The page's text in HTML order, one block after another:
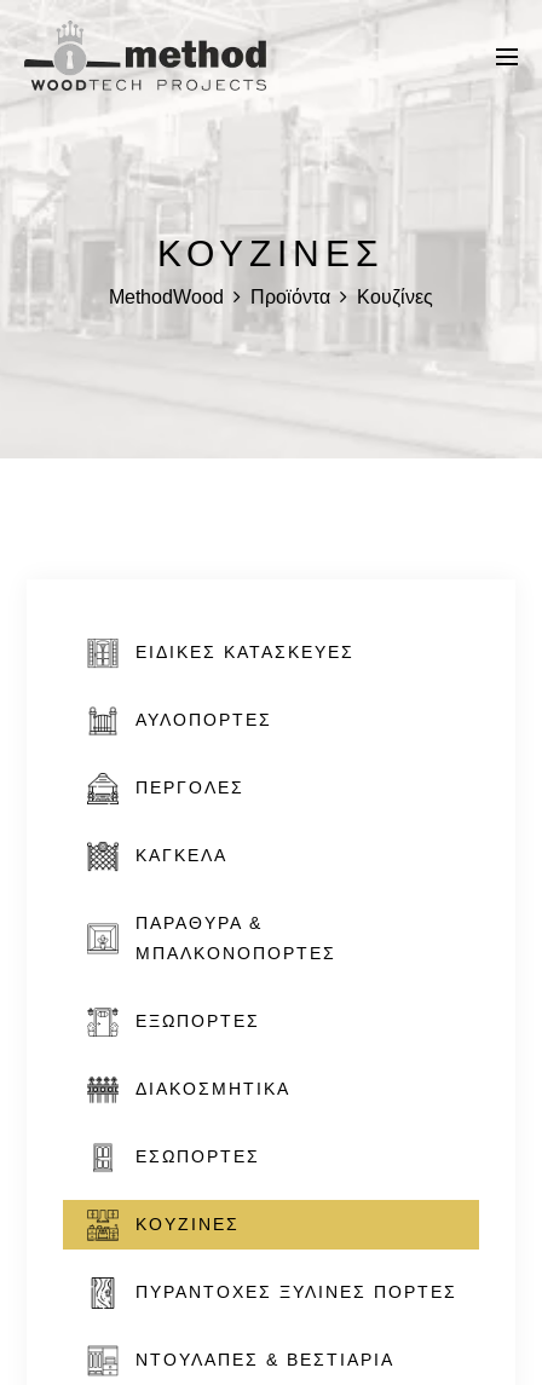
ΚΟΥΖΊΝΕΣ
MethodWood Προϊόντα Κουζίνες
ΕΙΔΙΚΈΣ ΚΑΤΑΣΚΕΥΈΣ
ΑΥΛΌΠΟΡΤΕΣ
ΠΈΡΓΟΛΕΣ
ΚΆΓΚΕΛΑ
ΠΑΡΆΘΥΡΑ &
ΜΠΑΛΚΟΝΌΠΟΡΤΕΣ
ΕΞΏΠΟΡΤΕΣ
ΔΙΑΚΟΣΜΗΤΙΚΆ
ΕΣΏΠΟΡΤΕΣ
ΚΟΥΖΊΝΕΣ
ΠΥΡΆΝΤΟΧΕΣ ΞΎΛΙΝΕΣ ΠΌΡΤΕΣ
ΝΤΟΥΛΆΠΕΣ & ΒΕΣΤΙΆΡΙΑ